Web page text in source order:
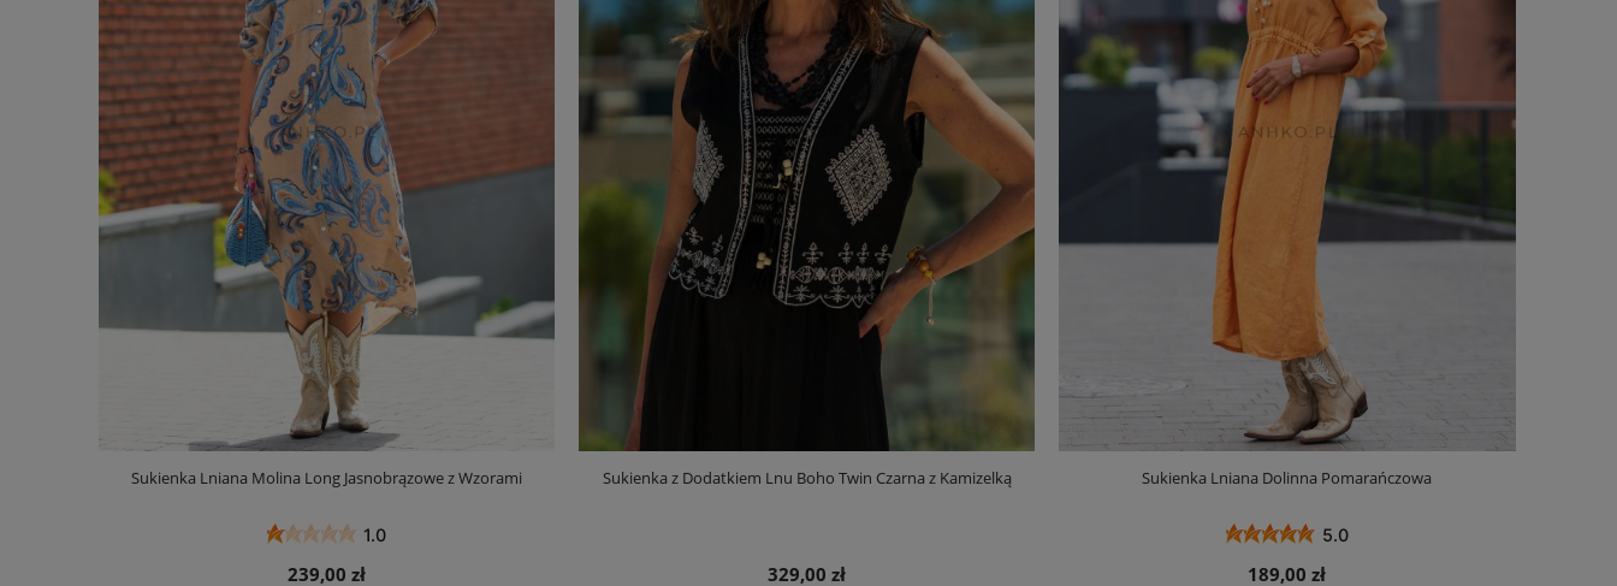
Sukienka Lniana Molina Long Jasnobrązowe z Wzorami
1.0
239,00 zł
Sukienka z Dodatkiem Lnu Boho Twin Czarna z Kamizelką
329,00 zł
Sukienka Lniana Dolinna Pomarańczowa
5.0
189,00 zł